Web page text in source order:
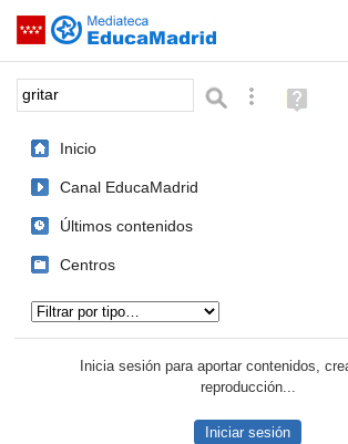
Saltar navegación
Palabra o frase: BúsquedaAyuda
(en
Inicio
Canal EducaMadrid
Últimos contenidos
Centros
Inicia sesión para aportar contenidos,
reproducción...
Iniciar sesión